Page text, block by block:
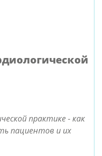
практике - как
пациентов и их